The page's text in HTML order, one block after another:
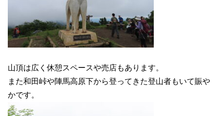
山頂は広く休憩スペースや売店もあります。
また和田峠や陣馬高原下から登ってきた登山者もいて賑や
かです。